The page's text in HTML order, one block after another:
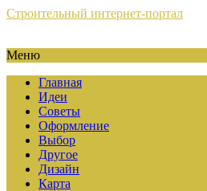
Строительный интернет-портал
Меню
Главная
Идеи
Советы
Оформление
Выбор
Другое
Дизайн
Карта